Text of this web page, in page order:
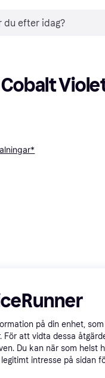
Cobalt
Visa 6
på din enhet,
att vidta dessa
Du kan när som helst
intresse på sidan